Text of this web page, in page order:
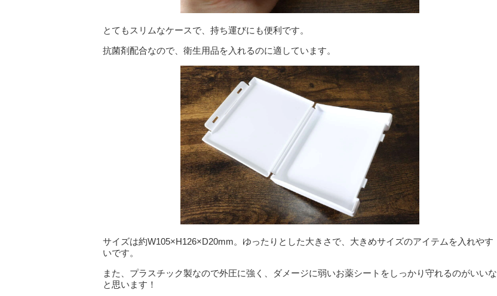
とてもスリムなケースで、持ち運びにも便利です。
抗菌剤配合なので、衛生用品を入れるのに適しています。
サイズは約W105×H126×D20mm。ゆったりとした大きさで、大きめサイズのアイテムを入れやす
いです。
また、プラスチック製なので外圧に強く、ダメージに弱いお薬シートをしっかり守れるのがいいな
と思います！